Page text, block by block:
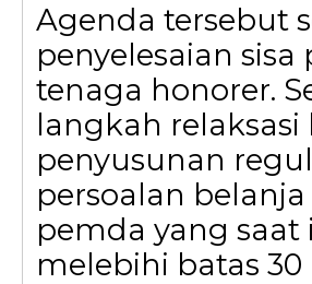
Agenda tersebut
penyelesaian
tenaga honorer.
langkah relaksasi
penyusunan
persoalan
pemda yang saat
melebihi batas 30